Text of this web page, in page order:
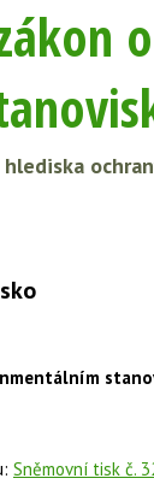
Sněmovní tisk č.